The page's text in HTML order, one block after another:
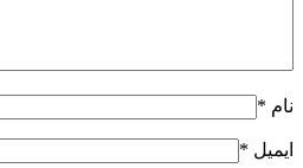
نام *
ایمیل *